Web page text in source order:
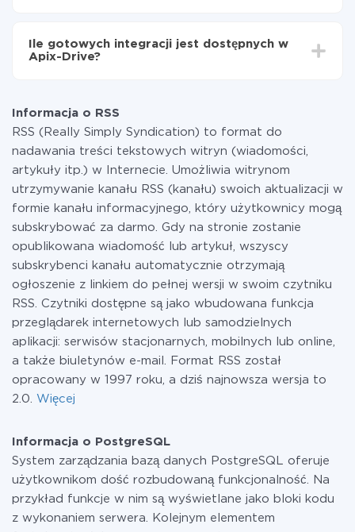
Płacisz tylko za ilość danych, która faktycznie jest
przekazywana z jednego z Twoich systemów do
w razie potrzeby przełączyć się na płatną. Więcej
informacji otaryfach.
Ile gotowych integracji jest dostępnych w
Apix-Drive?
Informacja o RSS
RSS (Really Simply Syndication) to format do
nadawania treści tekstowych witryn (wiadomości,
artykuły itp.) w Internecie. Umożliwia witrynom
utrzymywanie kanału RSS (kanału) swoich aktualizacji w
formie kanału informacyjnego, który użytkownicy mogą
subskrybować za darmo. Gdy na stronie zostanie
opublikowana wiadomość lub artykuł, wszyscy
subskrybenci kanału automatycznie otrzymają
ogłoszenie z linkiem do pełnej wersji w swoim czytniku
RSS. Czytniki dostępne są jako wbudowana funkcja
przeglądarek internetowych lub samodzielnych
aplikacji: serwisów stacjonarnych, mobilnych lub online,
a także biuletynów e-mail. Format RSS został
opracowany w 1997 roku, a dziś najnowsza wersja to
2.0. Więcej
Informacja o PostgreSQL
System zarządzania bazą danych PostgreSQL oferuje
użytkownikom dość rozbudowaną funkcjonalność. Na
przykład funkcje w nim są wyświetlane jako bloki kodu
z wykonaniem serwera. Kolejnym elementem